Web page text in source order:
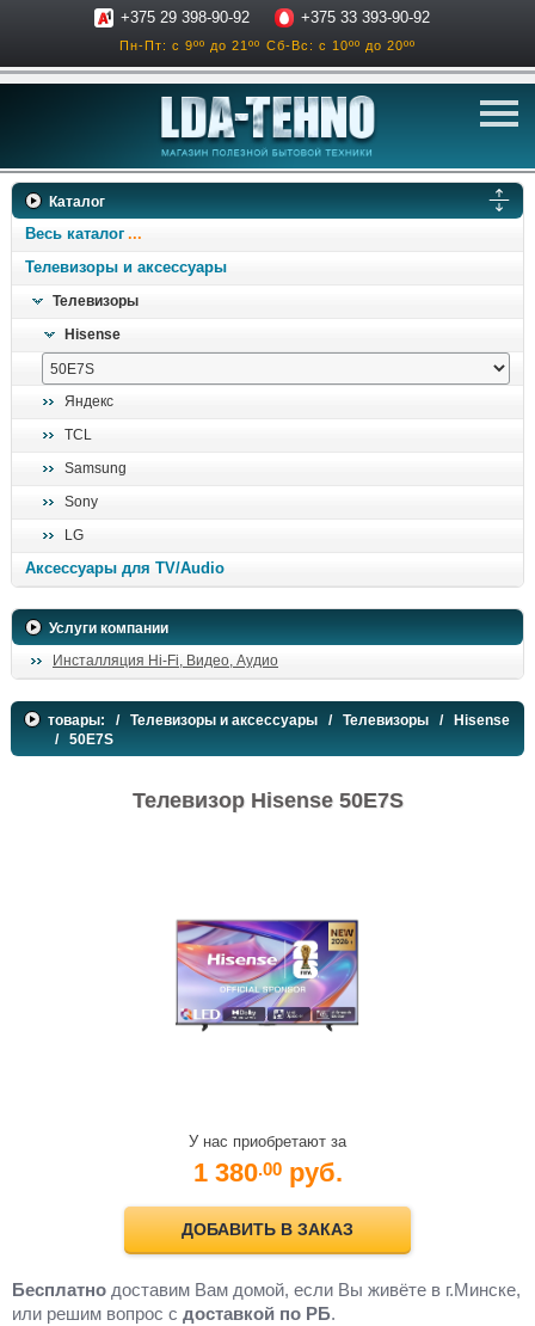
+375 29 398-90-92 +375 33 393-90-92
Пн-Пт: с 9ºº до 21ºº Сб-Вс: с 10ºº до 20ºº
телевизоры
звук и акустика
климатехника
Каталог
Весь каталог
Телевизоры и аксессуары
Телевизоры
Hisense
Яндекс
TCL
Samsung
Sony
LG
Аксессуары для TV/Audio
Услуги компании
Инсталляция Hi-Fi, Видео, Аудио
товары: / Телевизоры и аксессуары / Телевизоры /
Hisense
/ 50E7S
Телевизор Hisense 50E7S
У нас приобретают за
1 380.00 руб.
ДОБАВИТЬ В ЗАКАЗ
Бесплатно доставим Вам домой, если Вы живёте в г.Минске,
или решим вопрос с доставкой по РБ.